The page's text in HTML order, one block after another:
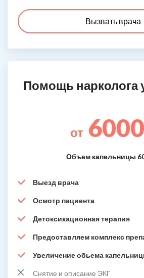
Вызвать врача
Помощь нарколога
от 6000
Объем капельницы
Выезд врача
Осмотр пациента
Детоксикационная терапия
Предоставляем комплекс
Увеличение обьема
Снятие и описание ЭКГ